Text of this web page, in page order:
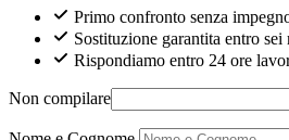
Primo confronto senza
Sostituzione garantita entro sei
Rispondiamo entro 24 ore
Non compilare